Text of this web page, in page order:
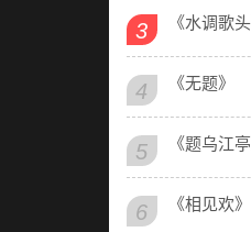
3 《水调歌头
4 《无题》
5 《题乌江亭
6 《相见欢》